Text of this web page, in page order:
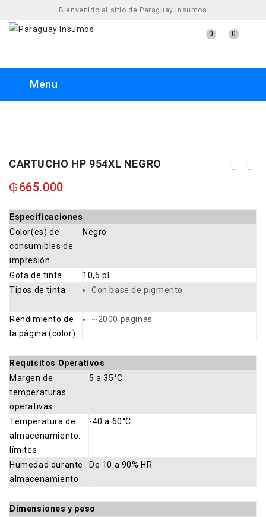
Bienvenido al sitio de Paraguay Insumos
0 0
Menu
CARTUCHO HP 954XL NEGRO
₲665.000
Especificaciones
Color(es) de
consumibles de
impresión
Negro
Gota de tinta
10,5 pl
Tipos de tinta
Con base de pigmento
Rendimiento de
la página (color)
~2000 páginas
Requisitos Operativos
Margen de
temperaturas
operativas
5 a 35°C
Temperatura de
almacenamiento:
límites
-40 a 60°C
Humedad durante
almacenamiento
De 10 a 90% HR
Dimensiones y peso